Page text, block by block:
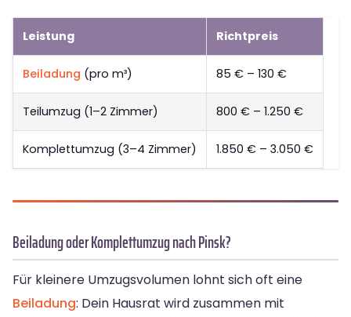
Leistung Richtpreis
Beiladung (pro m³) 85 € – 130 €
Teilumzug (1–2 Zimmer) 800 € – 1.250 €
Komplettumzug (3–4 Zimmer) 1.850 € – 3.050 €
Beiladung oder Komplettumzug nach Pinsk?
Für kleinere Umzugsvolumen lohnt sich oft eine
Beiladung: Dein Hausrat wird zusammen mit